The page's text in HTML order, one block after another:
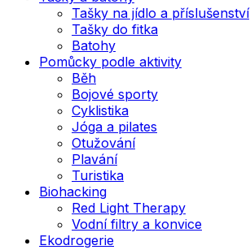
Tašky na jídlo a příslušenství
Tašky do fitka
Batohy
Pomůcky podle aktivity
Běh
Bojové sporty
Cyklistika
Jóga a pilates
Otužování
Plavání
Turistika
Biohacking
Red Light Therapy
Vodní filtry a konvice
Ekodrogerie